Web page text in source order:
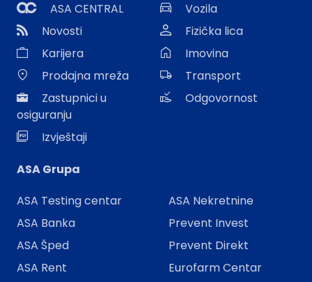
ASA CENTRAL
Novosti
Karijera
Prodajna mreža
Zastupnici u
osiguranju
Izvještaji
Vozila
Fizička lica
Imovina
Transport
Odgovornost
ASA Grupa
ASA Testing centar
ASA Banka
ASA Šped
ASA Rent
ASA Nekretnine
Prevent Invest
Prevent Direkt
Eurofarm Centar